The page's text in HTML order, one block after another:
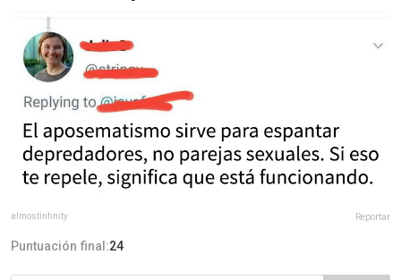
almostinfinity Reportar
Puntuación final:24